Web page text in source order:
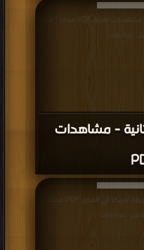
- مشاهدات
قراءة و تحميل كتاب كتاب الحرب العالمية الثانية - مشاهدات علمية PDF مجانا | مكتبة
: مرة/مرات
قراءة و تحميل كتاب كتاب معركة الفالوجة وهزيمة أمريكا في العراق PDF مجانا |
: مرة/مرات